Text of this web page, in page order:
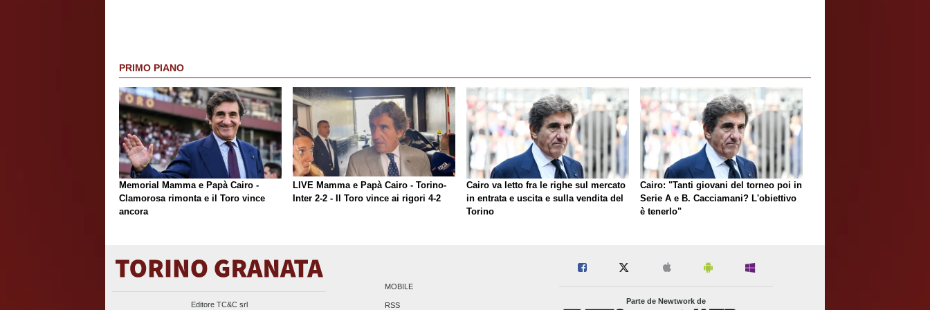
PRIMO PIANO
Memorial Mamma e Papà Cairo -
Clamorosa rimonta e il Toro vince
ancora
LIVE Mamma e Papà Cairo - Torino-
Inter 2-2 - Il Toro vince ai rigori 4-2
Cairo va letto fra le righe sul mercato
in entrata e uscita e sulla vendita del
Torino
Cairo: "Tanti giovani del torneo poi in
Serie A e B. Cacciamani? L'obiettivo
è tenerlo"
Editore TC&C srl
MOBILE
RSS
Parte de Newtwork de